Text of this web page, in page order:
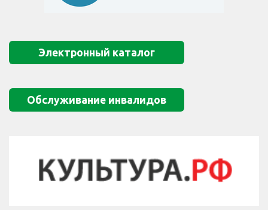
Электронный каталог
Обслуживание инвалидов